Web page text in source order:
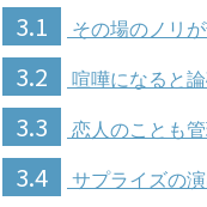
3.1 その場のノリ
3.2 喧嘩になると
3.3 恋人のことも
3.4 サプライズの